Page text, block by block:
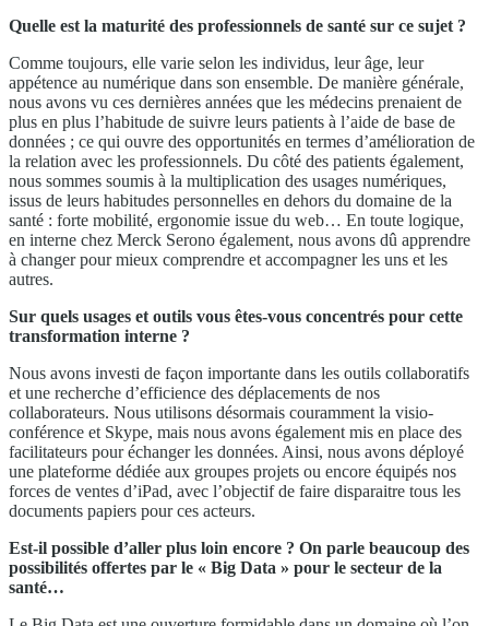
Quelle est la maturité des professionnels de santé sur ce sujet ?
Comme toujours, elle varie selon les individus, leur âge, leur
appétence au numérique dans son ensemble. De manière générale,
nous avons vu ces dernières années que les médecins prenaient de
plus en plus l’habitude de suivre leurs patients à l’aide de base de
données ; ce qui ouvre des opportunités en termes d’amélioration de
la relation avec les professionnels. Du côté des patients également,
nous sommes soumis à la multiplication des usages numériques,
issus de leurs habitudes personnelles en dehors du domaine de la
santé : forte mobilité, ergonomie issue du web… En toute logique,
en interne chez Merck Serono également, nous avons dû apprendre
à changer pour mieux comprendre et accompagner les uns et les
autres.
Sur quels usages et outils vous êtes-vous concentrés pour cette
transformation interne ?
Nous avons investi de façon importante dans les outils collaboratifs
et une recherche d’efficience des déplacements de nos
collaborateurs. Nous utilisons désormais couramment la visio-
conférence et Skype, mais nous avons également mis en place des
facilitateurs pour échanger les données. Ainsi, nous avons déployé
une plateforme dédiée aux groupes projets ou encore équipés nos
forces de ventes d’iPad, avec l’objectif de faire disparaitre tous les
documents papiers pour ces acteurs.
Est-il possible d’aller plus loin encore ? On parle beaucoup des
possibilités offertes par le « Big Data » pour le secteur de la
santé…